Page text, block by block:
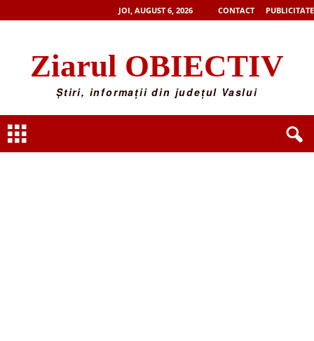
JOI, AUGUST 6, 2026 CONTACT PUBLICITATE
Ziarul OBIECTIV
Știri, informații din județul Vaslui